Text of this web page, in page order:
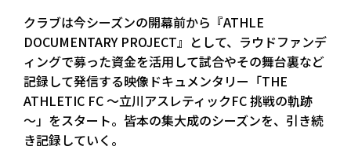
クラブは今シーズンの開幕前から『ATHLE
DOCUMENTARY PROJECT』として、ラウドファンデ
ィングで募った資金を活用して試合やその舞台裏など
記録して発信する映像ドキュメンタリー「THE
ATHLETIC FC ～立川アスレティックFC 挑戦の軌跡
～」をスタート。皆本の集大成のシーズンを、引き続
き記録していく。